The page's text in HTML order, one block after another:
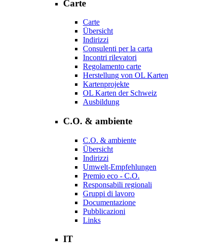
Carte
Carte
Übersicht
Indirizzi
Consulenti per la carta
Incontri rilevatori
Regolamento carte
Herstellung von OL Karten
Kartenprojekte
OL Karten der Schweiz
Ausbildung
C.O. & ambiente
C.O. & ambiente
Übersicht
Indirizzi
Umwelt-Empfehlungen
Premio eco - C.O.
Responsabili regionali
Gruppi di lavoro
Documentazione
Pubblicazioni
Links
IT